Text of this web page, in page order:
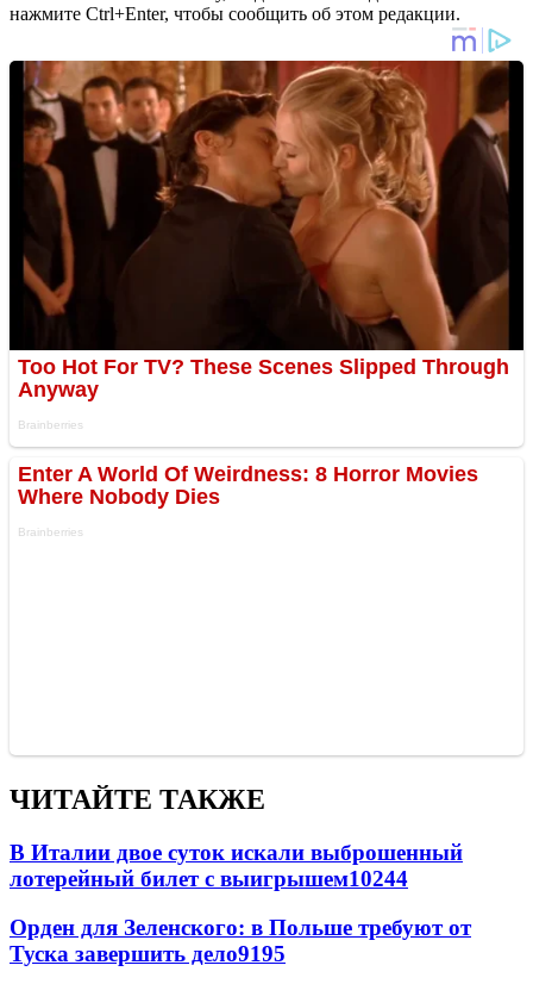
нажмите Ctrl+Enter, чтобы сообщить об этом редакции.
ЧИТАЙТЕ ТАКЖЕ
В Италии двое суток искали выброшенный
лотерейный билет с выигрышем10244
Орден для Зеленского: в Польше требуют от
Туска завершить дело9195